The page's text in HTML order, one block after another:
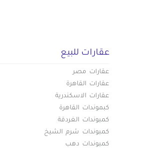
عقارات للبيع
عقارات مصر
عقارات القاهرة
عقارات الاسكندرية
كبموندات القاهرة
كمبوندات الغردقة
كمبوندات شرم الشيخ
كمبوندات دهب